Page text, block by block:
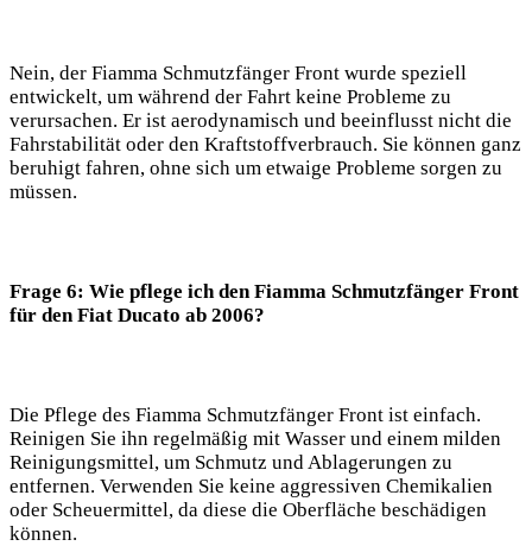
Nein, der Fiamma Schmutzfänger Front wurde speziell
entwickelt, um während der Fahrt keine Probleme zu
verursachen. Er ist aerodynamisch und beeinflusst nicht die
Fahrstabilität oder den Kraftstoffverbrauch. Sie können ganz
beruhigt fahren, ohne sich um etwaige Probleme sorgen zu
müssen.
Frage 6: Wie pflege ich den Fiamma Schmutzfänger Front
für den Fiat Ducato ab 2006?
Die Pflege des Fiamma Schmutzfänger Front ist einfach.
Reinigen Sie ihn regelmäßig mit Wasser und einem milden
Reinigungsmittel, um Schmutz und Ablagerungen zu
entfernen. Verwenden Sie keine aggressiven Chemikalien
oder Scheuermittel, da diese die Oberfläche beschädigen
können.